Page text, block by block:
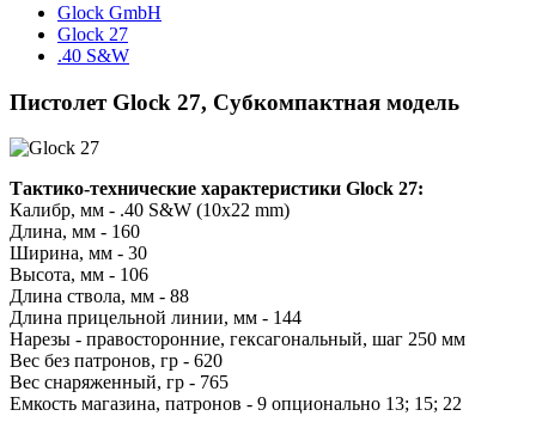
Glock GmbH
Glock 27
.40 S&W
Пистолет Glock 27, Субкомпактная модель
Тактико-технические характеристики Glock 27:
Калибр, мм - .40 S&W (10x22 mm)
Длина, мм - 160
Ширина, мм - 30
Высота, мм - 106
Длина ствола, мм - 88
Длина прицельной линии, мм - 144
Нарезы - правосторонние, гексагональный, шаг 250 мм
Вес без патронов, гр - 620
Вес снаряженный, гр - 765
Емкость магазина, патронов - 9 опционально 13; 15; 22